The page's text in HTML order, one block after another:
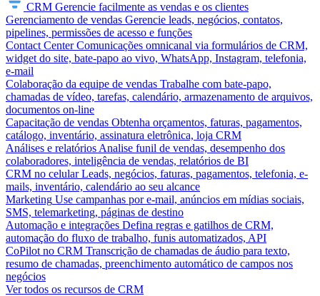
CRM Gerencie facilmente as vendas e os clientes
Gerenciamento de vendas Gerencie leads, negócios, contatos,
pipelines, permissões de acesso e funções
Contact Center Comunicações omnicanal via formulários de CRM,
widget do site, bate-papo ao vivo, WhatsApp, Instagram, telefonia,
e-mail
Colaboração da equipe de vendas Trabalhe com bate-papo,
chamadas de vídeo, tarefas, calendário, armazenamento de arquivos,
documentos on-line
Capacitação de vendas Obtenha orçamentos, faturas, pagamentos,
catálogo, inventário, assinatura eletrônica, loja CRM
Análises e relatórios Analise funil de vendas, desempenho dos
colaboradores, inteligência de vendas, relatórios de BI
CRM no celular Leads, negócios, faturas, pagamentos, telefonia, e-
mails, inventário, calendário ao seu alcance
Marketing Use campanhas por e-mail, anúncios em mídias sociais,
SMS, telemarketing, páginas de destino
Automação e integrações Defina regras e gatilhos de CRM,
automação do fluxo de trabalho, funis automatizados, API
CoPilot no CRM Transcrição de chamadas de áudio para texto,
resumo de chamadas, preenchimento automático de campos nos
negócios
Ver todos os recursos de CRM